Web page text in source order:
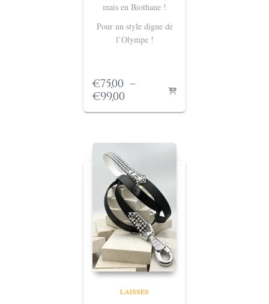
mais en Biothane !
Pour un style digne de
l’Olympe !
€75,00 –
€99,00Plage
de
à
€99,00
LAISSES